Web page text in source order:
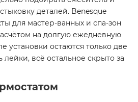
деталей. Benesque
для мастер-ванных и спа-зон
на долгую ежедневную
установки остаются только две
всё остальное скрыто за